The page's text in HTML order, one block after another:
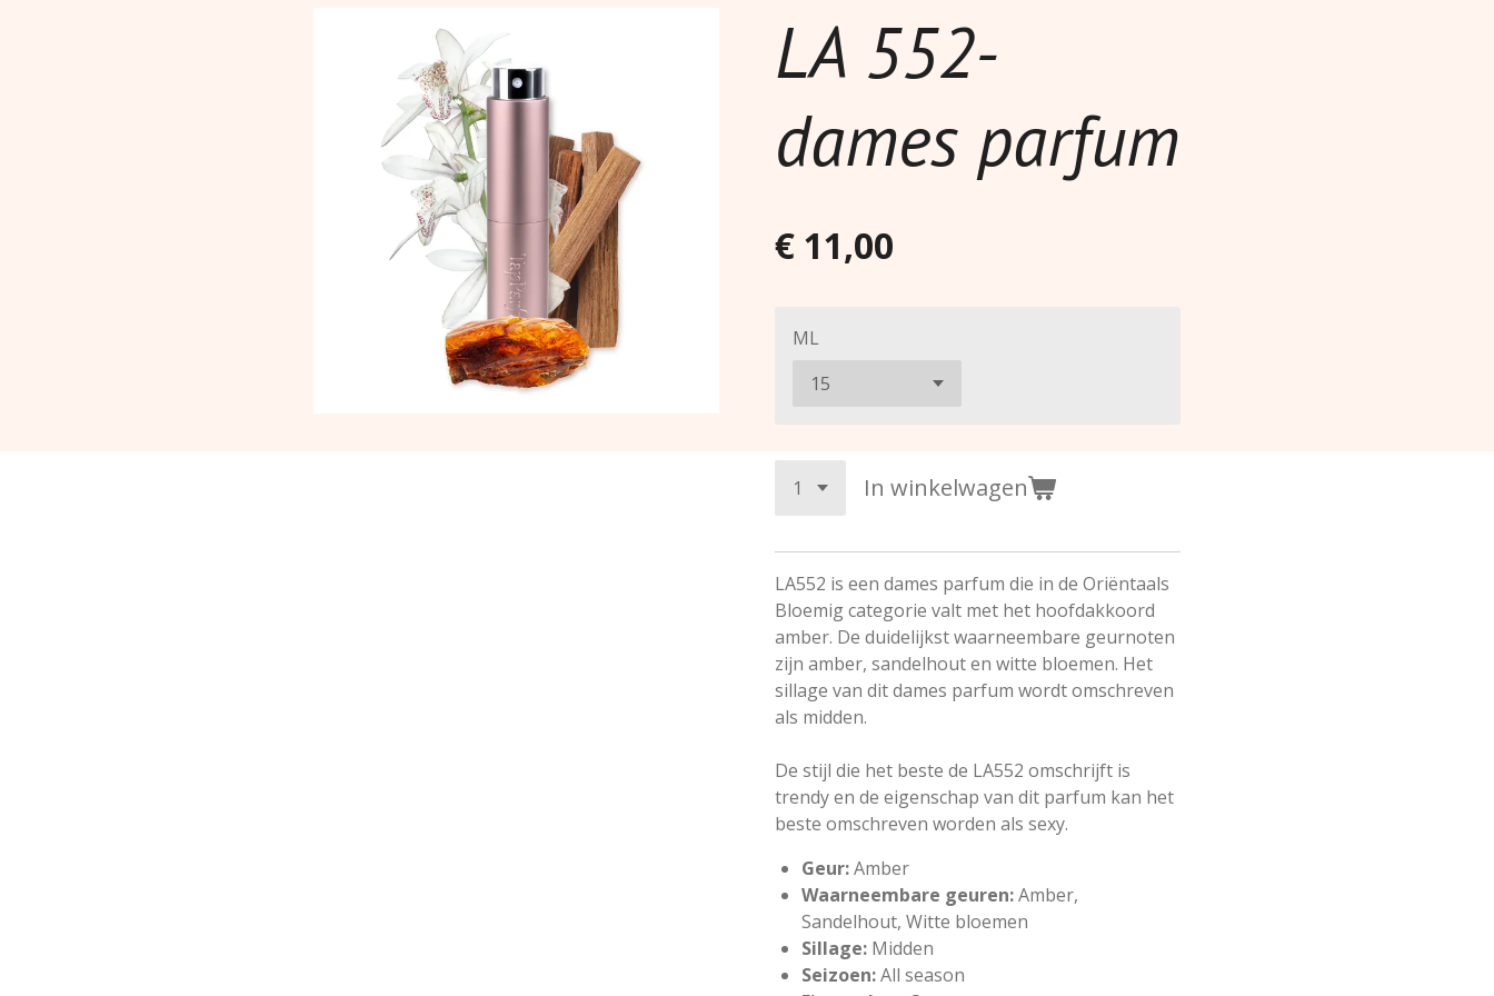
LA 552-
dames parfum
€ 11,00
ML
In winkelwagen
LA552 is een dames parfum die in de Oriëntaals
Bloemig categorie valt met het hoofdakkoord
amber. De duidelijkst waarneembare geurnoten
zijn amber, sandelhout en witte bloemen. Het
sillage van dit dames parfum wordt omschreven
als midden.
De stijl die het beste de LA552 omschrijft is
trendy en de eigenschap van dit parfum kan het
beste omschreven worden als sexy.
Geur:Amber
Waarneembare geuren:Amber,
Sandelhout, Witte bloemen
Sillage: Midden
Seizoen:All season